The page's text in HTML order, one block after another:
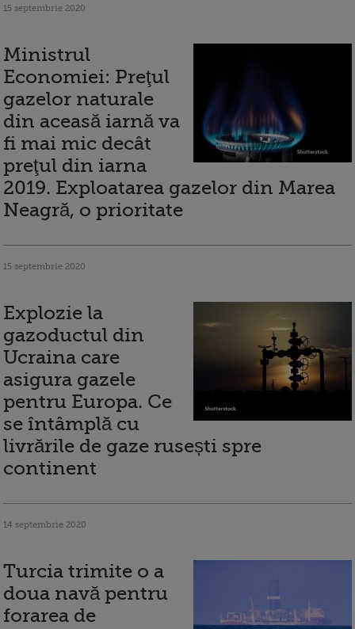
15 septembrie 2020
Ministrul
Economiei: Preţul
gazelor naturale
din aceasă iarnă va
fi mai mic decât
preţul din iarna
2019. Exploatarea gazelor din Marea
Neagră, o prioritate
15 septembrie 2020
Explozie la
gazoductul din
Ucraina care
asigura gazele
pentru Europa. Ce
se întâmplă cu
livrările de gaze rusești spre
continent
14 septembrie 2020
Turcia trimite o a
doua navă pentru
forarea de